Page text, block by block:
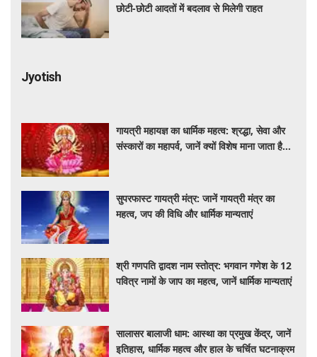
छोटी-छोटी आदतों में बदलाव से मिलेगी राहत
Jyotish
गायत्री महायज्ञ का धार्मिक महत्व: श्रद्धा, सेवा और
संस्कारों का महापर्व, जानें क्यों विशेष माना जाता है
सुपरफास्ट गायत्री मंत्र: जानें गायत्री मंत्र का
महत्व, जप की विधि और धार्मिक मान्यताएं
श्री गणपति द्वादश नाम स्तोत्र: भगवान गणेश के 12
पवित्र नामों के जाप का महत्व, जानें धार्मिक मान्यताएं
सालासर बालाजी धाम: आस्था का प्रमुख केंद्र, जानें
इतिहास, धार्मिक महत्व और हाल के चर्चित घटनाक्रम